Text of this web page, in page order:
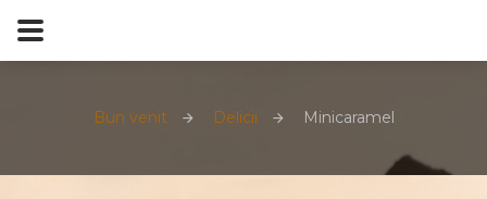
Bun venit Delicii Minicaramel